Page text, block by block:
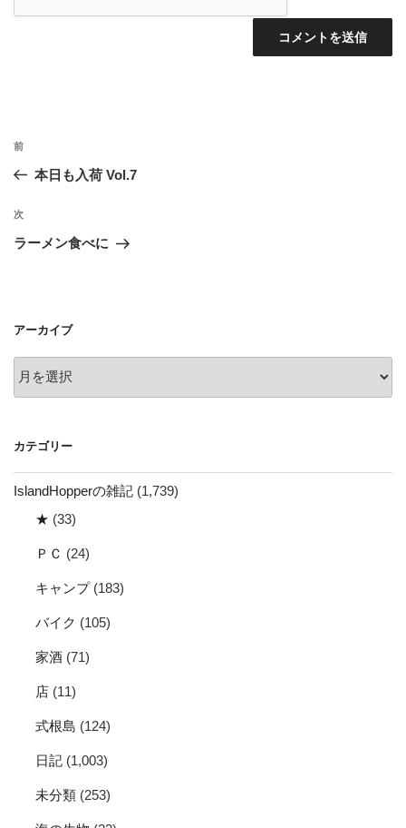
投
ビ
ゲ
ン
前
の
稿
前
本日も入荷 Vol.7
次
の
次
ラーメン食べに
アーカイブ
ー
ブ
カテゴリー
IslandHopperの雑記 (1,739)
★ (33)
ＰＣ (24)
キャンプ(183)
バイク (105)
家酒 (71)
店 (11)
式根島 (124)
日記 (1,003)
未分類 (253)